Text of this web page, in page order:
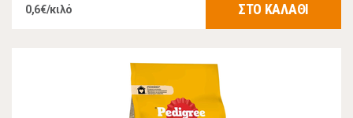
0,6€/κιλό ΣΤΟ ΚΑΛΑΘΙ